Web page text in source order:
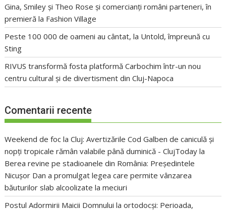
Gina, Smiley și Theo Rose și comercianți români parteneri, în
premieră la Fashion Village
Peste 100 000 de oameni au cântat, la Untold, împreună cu
Sting
RIVUS transformă fosta platformă Carbochim într-un nou
centru cultural și de divertisment din Cluj-Napoca
Comentarii recente
Weekend de foc la Cluj: Avertizările Cod Galben de caniculă și
nopți tropicale rămân valabile până duminică - ClujToday la
Berea revine pe stadioanele din România: Președintele
Nicușor Dan a promulgat legea care permite vânzarea
băuturilor slab alcoolizate la meciuri
Postul Adormirii Maicii Domnului la ortodocși: Perioada,